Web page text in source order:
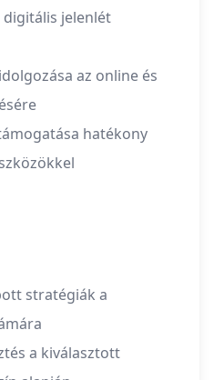
digitális jelenlét
az online és
hatékony
stratégiák a
a kiválasztott